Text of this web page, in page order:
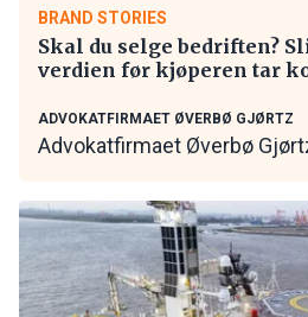
BRAND STORIES
Skal du selge bedriften?
verdien før kjøperen tar
ADVOKATFIRMAET ØVERBØ GJØRTZ
Advokatfirmaet Øverbø